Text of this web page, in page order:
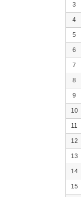
3
4
5
6
7
8
9
10
11
12
13
14
15